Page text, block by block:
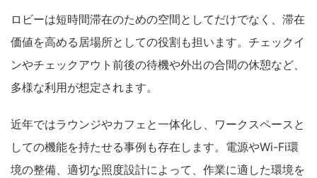
ロビーは短時間滞在のための空間としてだけでなく、滞在
価値を高める居場所としての役割も担います。チェックイ
ンやチェックアウト前後の待機や外出の合間の休憩など、
多様な利用が想定されます。
近年ではラウンジやカフェと一体化し、ワークスペースと
しての機能を持たせる事例も存在します。電源やWi-Fi環
境の整備、適切な照度設計によって、作業に適した環境を